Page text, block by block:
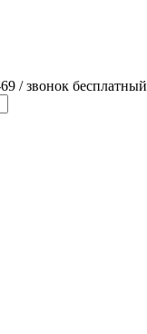
/ звонок бесплатный